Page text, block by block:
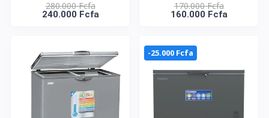
Horizontal - NAS-
500FL-DD-DS - Dark
Paniers - 425Lt Net -
220-240V
280.000 Fcfa
240.000 Fcfa
HORIZONTAL 249
LITRES- FC-33DD4HA
170.000 Fcfa
160.000 Fcfa
-25.000 Fcfa